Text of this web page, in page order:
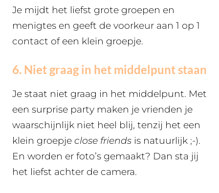
Je mijdt het liefst grote groepen en
menigtes en geeft de voorkeur aan 1 op 1
contact of een klein groepje.
6. Niet graag in het middelpunt staan
Je staat niet graag in het middelpunt. Met
een surprise party maken je vrienden je
waarschijnlijk niet heel blij, tenzij het een
klein groepje close friends is natuurlijk ;-).
En worden er foto’s gemaakt? Dan sta jij
het liefst achter de camera.